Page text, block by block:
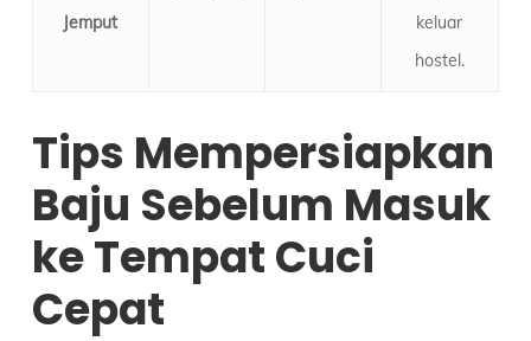
Jemput
keluar
hostel.
Tips Mempersiapkan
Baju Sebelum Masuk
ke Tempat Cuci
Cepat